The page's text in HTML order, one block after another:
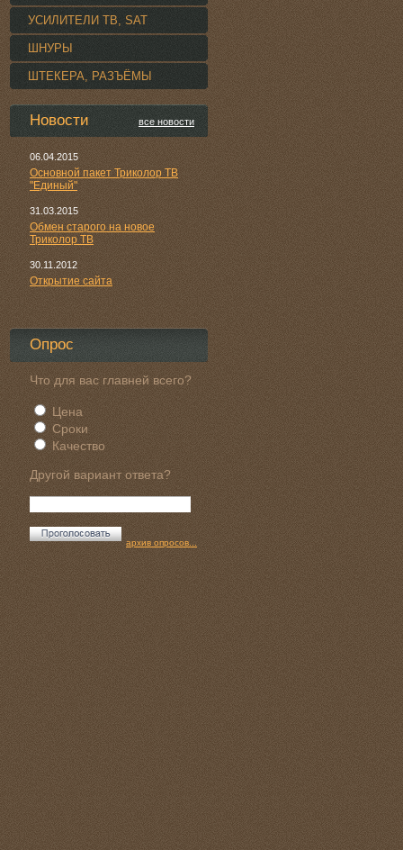
УСИЛИТЕЛИ TВ, SAT
ШНУРЫ
ШТЕКЕРА, РАЗЪЁМЫ
Новости все новости
06.04.2015
Основной пакет Триколор ТВ
"Единый"
31.03.2015
Обмен старого на новое
Триколор ТВ
30.11.2012
Открытие сайта
Опрос
Что для вас главней всего?
Цена
Сроки
Качество
Другой вариант ответа?
архив опросов...